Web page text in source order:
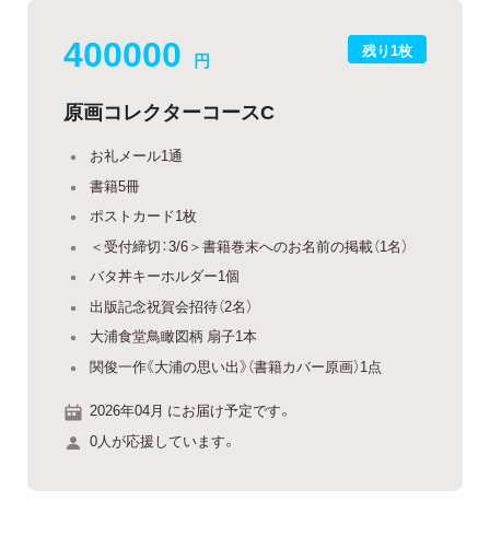
残り1枚
400000 円
原画コレクターコースC
お礼メール1通
書籍5冊
ポストカード1枚
＜受付締切：3/6＞書籍巻末へのお名前の掲載（1名）
バタ丼キーホルダー1個
出版記念祝賀会招待（2名）
大浦食堂鳥瞰図柄 扇子1本
関俊一作《大浦の思い出》（書籍カバー原画）1点
2026年04月 にお届け予定です。
0人が応援しています。